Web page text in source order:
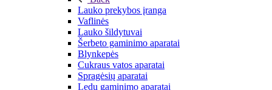
Lauko prekybos įranga
Vaflinės
Lauko šildytuvai
Šerbeto gaminimo aparatai
Blynkepės
Cukraus vatos aparatai
Spragėsių aparatai
Ledų gaminimo aparatai